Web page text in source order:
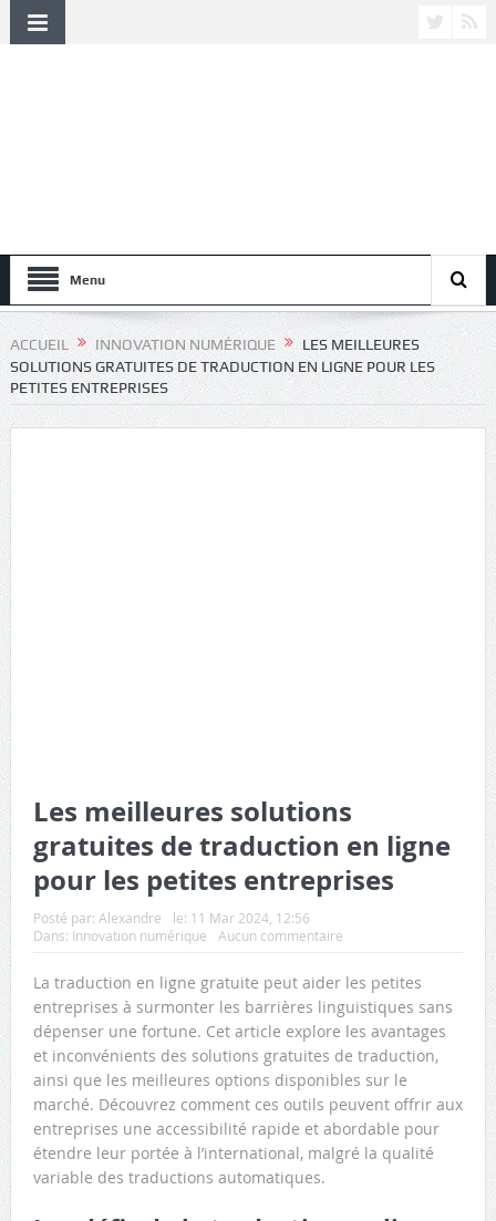
Menu
ACCUEIL INNOVATION NUMÉRIQUE
LES MEILLEURES
SOLUTIONS GRATUITES DE TRADUCTION EN LIGNE POUR LES
PETITES ENTREPRISES
Les meilleures solutions
gratuites de traduction en ligne
pour les petites entreprises
Posté par: Alexandre le: 11 Mar 2024, 12:56
Dans: Innovation numérique Aucun commentaire
La traduction en ligne gratuite peut aider les petites
entreprises à surmonter les barrières linguistiques sans
dépenser une fortune. Cet article explore les avantages
et inconvénients des solutions gratuites de traduction,
ainsi que les meilleures options disponibles sur le
marché. Découvrez comment ces outils peuvent offrir aux
entreprises une accessibilité rapide et abordable pour
étendre leur portée à l’international, malgré la qualité
variable des traductions automatiques.